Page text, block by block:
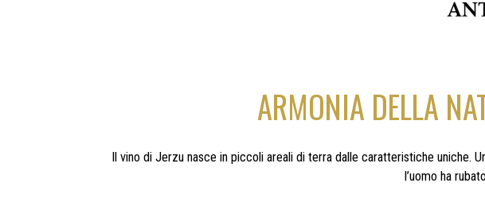
ARMONIA DELLA
Il vino di Jerzu nasce in piccoli areali di terra dalle caratteristiche uniche.
l’uomo ha